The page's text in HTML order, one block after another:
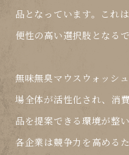
品となっています。これ
便性の高い選択肢となるで
無味無臭マウスウォッシ
場全体が活性化され、消
品を提案できる環境が整
各企業は競争力を高める